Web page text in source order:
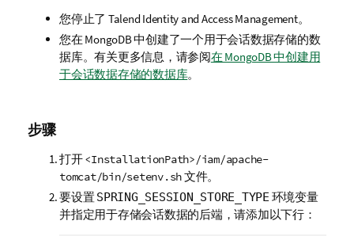
您停止了 Talend Identity and Access Management。
您在 MongoDB 中创建了一个用于会话数据存储的数
据库。有关更多信息，请参阅在 MongoDB 中创建用
于会话数据存储的数据库。
步骤
打开<InstallationPath>/iam/apache-
tomcat/bin/setenv.sh文件。
要设置SPRING_SESSION_STORE_TYPE 环境变量
并指定用于存储会话数据的后端，请添加以下行：